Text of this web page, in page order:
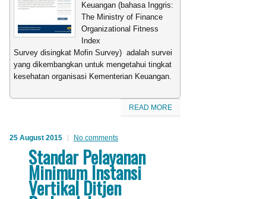
Keuangan (bahasa Inggris:
The Ministry of Finance
Organizational Fitness
Index
Survey disingkat Mofin Survey) adalah survei
yang dikembangkan untuk mengetahui tingkat
kesehatan organisasi Kementerian Keuangan.
READ MORE
25 August 2015 No comments
Standar Pelayanan
Minimum Instansi
Vertikal Ditjen